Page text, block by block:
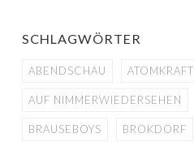
SCHLAGWÖRTER
ABENDSCHAU ATOMKRAFT
AUF NIMMERWIEDERSEHEN
BRAUSEBOYS BROKDORF